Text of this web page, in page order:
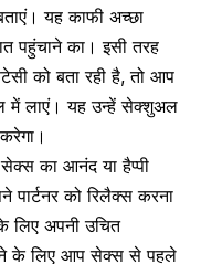
यह काफी अच्छा
पहुंचाने का। इसी तरह
को बता रही है, तो आप
में लाएं। यह उन्हें सेक्शुअल
का आनंद या हैप्पी
को रिलैक्स करना
अपनी उचित
के लिए आप सेक्स से पहले